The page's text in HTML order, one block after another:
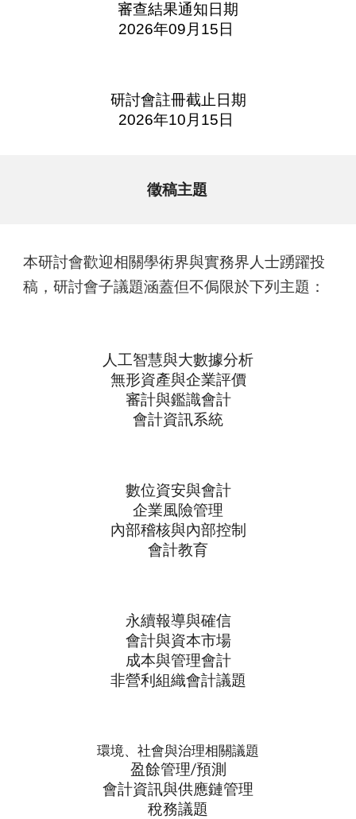
審查結果通知日期
2026年09月15日
研討會註冊截止日期
2026年10月15日
徵稿主題
本研討會歡迎相關學術界與實務界人士踴躍投
稿，研討會子議題涵蓋但不侷限於下列主題：
人工智慧與大數據分析
無形資產與企業評價
審計與鑑識會計
會計資訊系統
數位資安與會計
企業風險管理
內部稽核與內部控制
會計教育
永續報導與確信
會計與資本市場
成本與管理會計
非營利組織會計議題
環境、社會與治理相關議題
盈餘管理/預測
會計資訊與供應鏈管理
稅務議題